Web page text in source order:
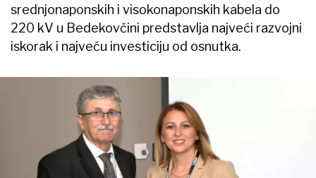
srednjonaponskih i visokonaponskih kabela do
220 kV u Bedekovčini predstavlja najveći razvojni
iskorak i najveću investiciju od osnutka.